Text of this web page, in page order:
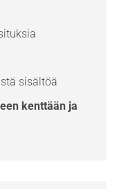
sisältöä
kenttään ja